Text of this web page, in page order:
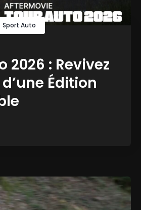
Sport Auto
2026 : Revivez
Édition